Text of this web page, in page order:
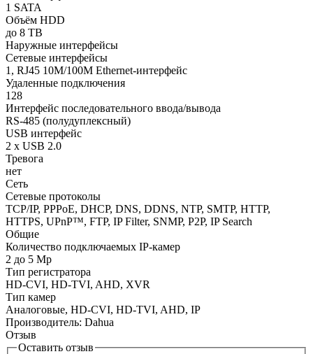
1 SATA
Объём HDD
до 8 TB
Наружные интерфейсы
Сетевые интерфейсы
1, RJ45 10M/100M Ethernet-интерфейс
Удаленные подключения
128
Интерфейс последовательного ввода/вывода
RS-485 (полудуплексный)
USB интерфейс
2 х USB 2.0
Тревога
нет
Сеть
Сетевые протоколы
TCP/IP, PPPoE, DHCP, DNS, DDNS, NTP, SMTP, HTTP,
HTTPS, UPnP™, FTP, IP Filter, SNMP, P2P, IP Search
Общие
Количество подключаемых IP-камер
2 до 5 Mp
Тип регистратора
HD-CVI, HD-TVI, AHD, XVR
Тип камер
Аналоговые, HD-CVI, HD-TVI, AHD, IP
Производитель: Dahua
Отзыв
Оставить отзыв